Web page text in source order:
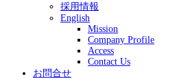
採用情報
English
Mission
Company Profile
Access
Contact Us
お問合せ